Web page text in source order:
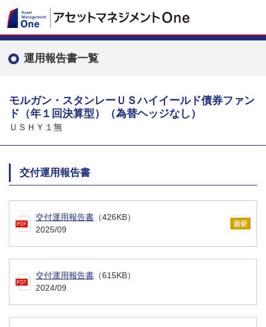
運用報告書一覧
モルガン・スタンレーＵＳハイイールド債券ファン
ド（年１回決算型）（為替ヘッジなし）
ＵＳＨＹ１無
交付運用報告書
交付運用報告書 （426KB）
2025/09
交付運用報告書 （615KB）
2024/09